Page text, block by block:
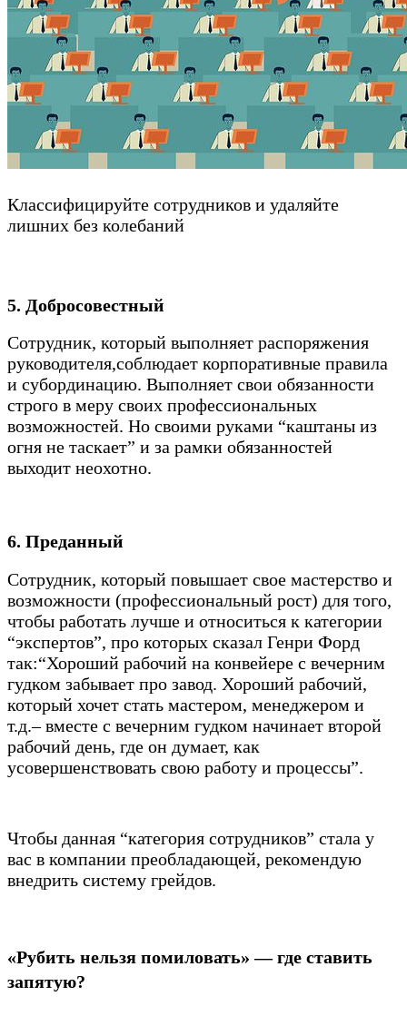
Классифицируйте сотрудников и удаляйте
лишних без колебаний
5. Добросовестный
Сотрудник, который выполняет распоряжения
руководителя,соблюдает корпоративные правила
и субординацию. Выполняет свои обязанности
строго в меру своих профессиональных
возможностей. Но своими руками “каштаны из
огня не таскает” и за рамки обязанностей
выходит неохотно.
6. Преданный
Сотрудник, который повышает свое мастерство и
возможности (профессиональный рост) для того,
чтобы работать лучше и относиться к категории
“экспертов”, про которых сказал Генри Форд
так:“Хороший рабочий на конвейере с вечерним
гудком забывает про завод. Хороший рабочий,
который хочет стать мастером, менеджером и
т.д.– вместе с вечерним гудком начинает второй
рабочий день, где он думает, как
усовершенствовать свою работу и процессы”.
Чтобы данная “категория сотрудников” стала у
вас в компании преобладающей, рекомендую
внедрить систему грейдов.
«Рубить нельзя помиловать» — где ставить
запятую?